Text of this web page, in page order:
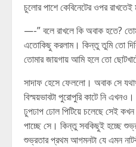
চুলোর পাশে কেবিনেটের ওপর
—-” বলে রাখলে কি অবাক হতে?
এতোকিছু করলাম। কিন্তু তুমি তো
তোমার জায়গায় আমি হলে তো
সাদাফ হেসে ফেললো। অবাক সে
বিস্ময়ভাবটা পুরোপুরি কাটে নি
ঢুপঢাপ ঢোল পিটিয়ে চলেছে সেই
পাচ্ছে সে। কিন্তু সবকিছুই হচ্ছে
শুভ্রতার প্রথম আগমনটা যে এমন